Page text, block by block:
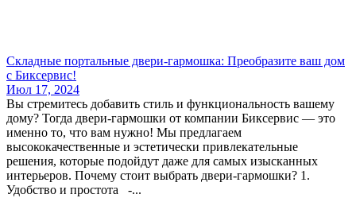
Складные портальные двери-гармошка: Преобразите ваш дом
с Биксервис!
Июл 17, 2024
Вы стремитесь добавить стиль и функциональность вашему
дому? Тогда двери-гармошки от компании Биксервис — это
именно то, что вам нужно! Мы предлагаем
высококачественные и эстетически привлекательные
решения, которые подойдут даже для самых изысканных
интерьеров. Почему стоит выбрать двери-гармошки? 1.
Удобство и простота -...